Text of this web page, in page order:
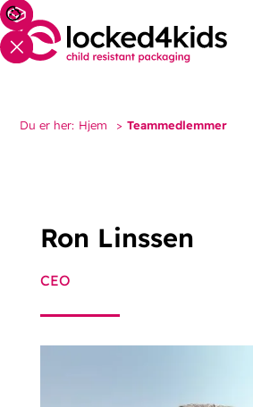
Du er her: Hjem > Teammedlemmer
Ron Linssen
CEO